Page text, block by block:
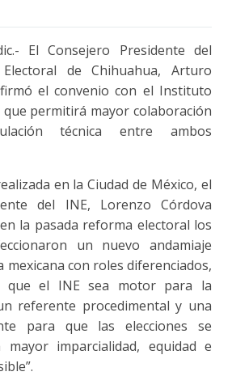
El Consejero Presidente del
de Chihuahua, Arturo
el convenio con el Instituto
que permitirá mayor colaboración
técnica entre ambos
en la Ciudad de México, el
del INE, Lorenzo Córdova
la pasada reforma electoral los
un nuevo andamiaje
mexicana con roles diferenciados,
que el INE sea motor para la
referente procedimental y una
para que las elecciones se
imparcialidad, equidad e